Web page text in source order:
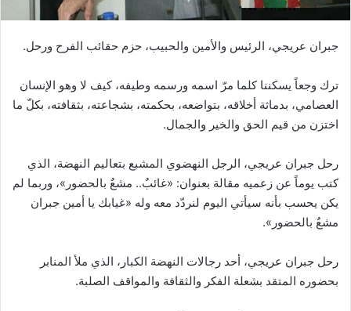
جبران عريجي، الرئيس والأمين والحبيب، حزم حقائب الفرح ورحل.
ترك وجعاً يسكننا كلما مرّ اسمه ورسمه وطيفه، كيف لا وهو الإنسان
العصامي، بدماثة أخلاقه، بتواضعه، بحكمته، بشجاعته، بثقافته، بكلّ ما
اختزن من قيم الحق والخير والجمال.
رحل جبران عريجي، الرجل النهضوي المشبع بتعاليم النهضة، الذي
كتب يوماً عن زعميه مقالة بعنوان: «غائبٌ.. مشعٌ بالحضور»، وربما لم
يكن يحسب بأنه سيأتي اليوم لنردّد معه وله «غيابك يا أمين جبران
مشعٌ بالحضور».
رحل جبران عريجي، أحد رجالات النهضة الكبار، الذي ملأ المنابر
بحضوره المتقد بشعلة الفكر والثقافة والمواقف الصلبة.